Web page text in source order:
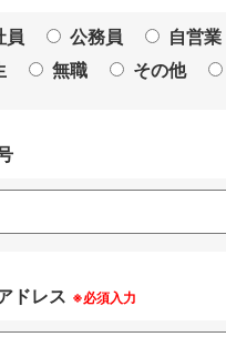
員 公務員 自営業
無職 その他
ドレス ※必須入力